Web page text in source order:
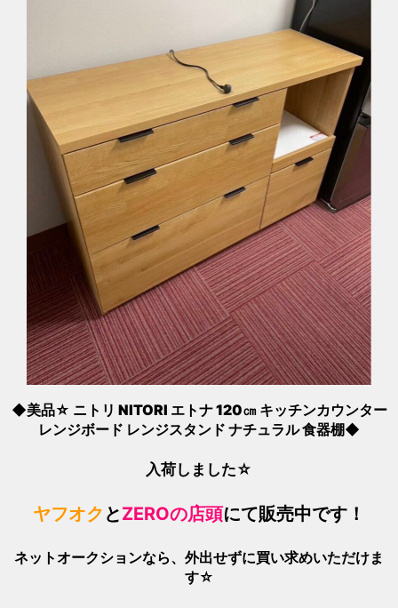
◆美品☆ ニトリ NITORI エトナ 120㎝ キッチンカウンター
レンジボード レンジスタンド ナチュラル 食器棚◆
入荷しました☆
ヤフオク とZEROの店頭にて販売中です！
ネットオークションなら、外出せずに買い求めいただけま
す☆